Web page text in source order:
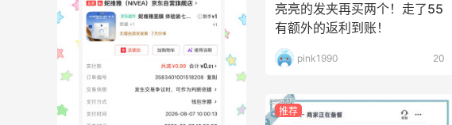
亮亮的发夹再买两个！走了55
有额外的返利到账！
pink1990 20
推荐
苦巧咸酪碎银子 | 喜茶最夯的一杯️
08月08日